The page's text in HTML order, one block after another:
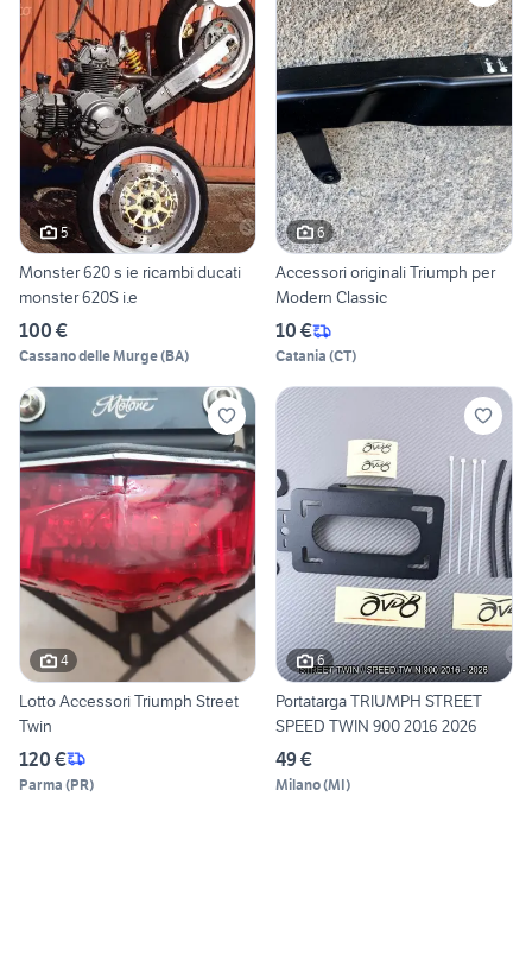
5
Monster 620 s ie ricambi ducati
monster 620S i.e
100 €
Cassano delle Murge(BA)
6
Accessori originali Triumph per
Modern Classic
10 €
Catania (CT)
4
Lotto Accessori Triumph Street
Twin
120 €
Parma (PR)
6
Portatarga TRIUMPH STREET
SPEED TWIN 900 2016 2026
49 €
Milano(MI)